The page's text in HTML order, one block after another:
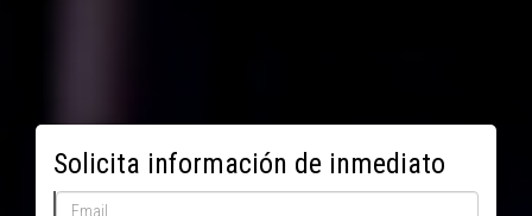
Solicita información de inmediato